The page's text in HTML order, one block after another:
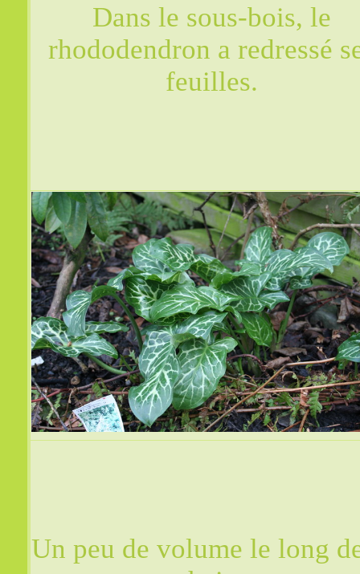
Dans le sous-bois, le
rhododendron a redressé
feuilles.
Un peu de volume le long